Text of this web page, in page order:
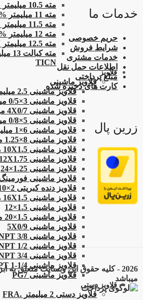
مته 10.5 میلیمتر HSSCO8%
مته 11 میلیمتر HSSCO8%
مته 11.5 میلیمتر HSSCO8%
مته 12 میلیمتر HSSCO8%
مته 12.5 میلیمتر HSSCO8% TICN
TICN
قلاویز
قلاویز ماشینی
قلاویز ماشینی 2.5 میلیمتر
قلاویز ماشینی 3×0/5 میلیمتر.اسکا
قلاویز ماشینی 4X0/7 میلیمتر اسکا
قلاویز ماشینی 5×0/8 میلیمتر اسکا
قلاویز ماشینی 6×1 میلیمتر اسکا
قلاویز ماشینی 8×1.25 میلیمتر .اسکا
قلاویز ماشینی 10X1.5 میلیمتر .اسکا
قلاویز ماشینی 12X1.75 میلیمتر اسکا
قلاویز ماشینی 1.25×24
قلاویز ماشینی فورمینگ
قلاویز دنده کبریتی 2×10 چپ
قلاویز ماشینی 16X1.5 مارپیچ
قلاویز ماشینی 1.5×12
قلاویز ماشینی 1.5×20 مارپیچ چپ
قلاویز ماشینی 5X0/9
قلاویز ماشینی 3/8 NPT
قلاویز ماشینی 1/2 NPT
قلاویز ماشینی 3/4 NPT
قلاویز ماشینی 1/4-1 NPT
قلاویز ماشینی PG7
قلاویز دستی
قلاویز دستی 2 میلیمتر .FRA
خدمات ما
حریم خصوصی
شرایط فروش
خدمات مشتری
اطلاعات حمل نقل
مبلغ پرداختی
کارت های ذخیره شده
زرین پال
2026 - کلیه حقوق این وبسایت متعلق به
میباشد